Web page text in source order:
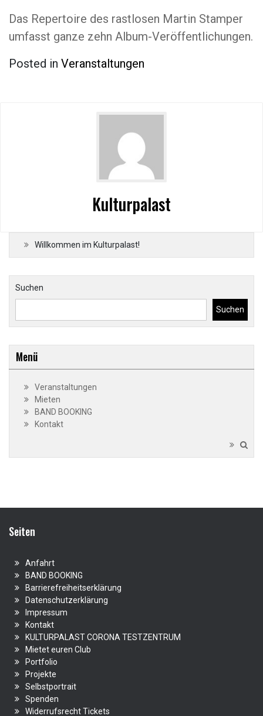
Das Repertoire des rastlosen Martin Stamper
umfasst ganze zehn Album-Veröffentlichungen.
Posted in Veranstaltungen
Kulturpalast
Willkommen im Kulturpalast!
Suchen
Suchen
Menü
Veranstaltungen
Mieten
BAND BOOKING
Kontakt
Seiten
Anfahrt
BAND BOOKING
Barrierefreiheitserklärung
Datenschutzerklärung
Impressum
Kontakt
KULTURPALAST CORONA TESTZENTRUM
Mietet euren Club
Portfolio
Projekte
Selbstportrait
Spenden
Widerrufsrecht Tickets